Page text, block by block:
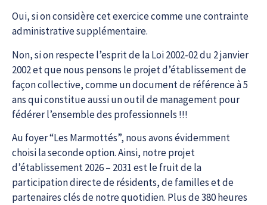
Oui, si on considère cet exercice comme une contrainte
administrative supplémentaire.
Non, si on respecte l’esprit de la Loi 2002-02 du 2 janvier
2002 et que nous pensons le projet d’établissement de
façon collective, comme un document de référence à 5
ans qui constitue aussi un outil de management pour
fédérer l’ensemble des professionnels !!!
Au foyer “Les Marmottés”, nous avons évidemment
choisi la seconde option. Ainsi, notre projet
d’établissement 2026 – 2031 est le fruit de la
participation directe de résidents, de familles et de
partenaires clés de notre quotidien. Plus de 380 heures